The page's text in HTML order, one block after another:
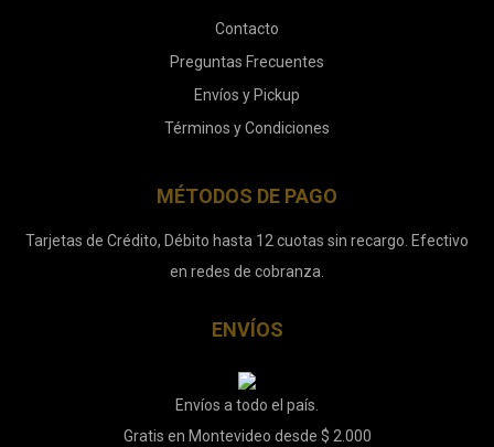
Contacto
Preguntas Frecuentes
Envíos y Pickup
Términos y Condiciones
MÉTODOS DE PAGO
Tarjetas de Crédito, Débito hasta 12 cuotas sin recargo. Efectivo
en redes de cobranza.
ENVÍOS
Envíos a todo el país.
Gratis en Montevideo desde $ 2.000